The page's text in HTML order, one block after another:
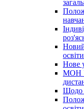
Новий
Нове
МОН
Щодо